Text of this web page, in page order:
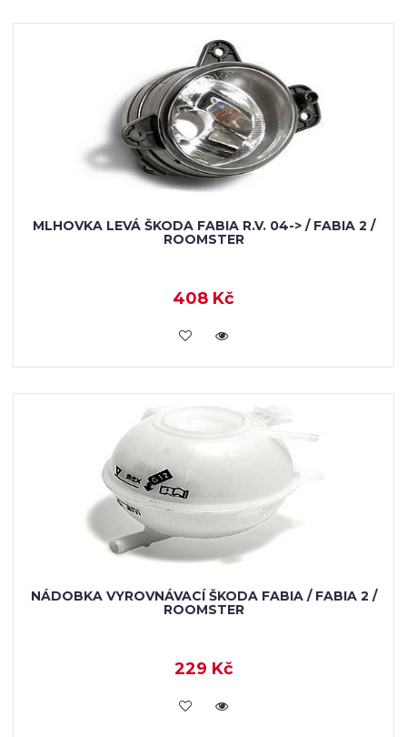
MLHOVKA LEVÁ ŠKODA FABIA R.V. 04-> / FABIA 2 /
ROOMSTER
408 Kč
KOUPIT
NÁDOBKA VYROVNÁVACÍ ŠKODA FABIA / FABIA 2 /
ROOMSTER
229 Kč
KOUPIT